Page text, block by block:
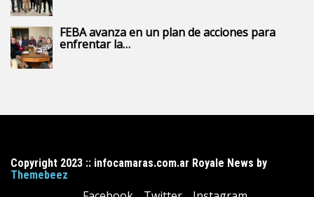
FEBA avanza en un plan de acciones para
enfrentar la…
Copyright 2023 :: infocamaras.com.ar Royale News by
Themebeez